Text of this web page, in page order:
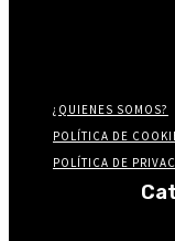
¿QUIENES SOMOS?
POLÍTICA DE
POLÍTICA DE